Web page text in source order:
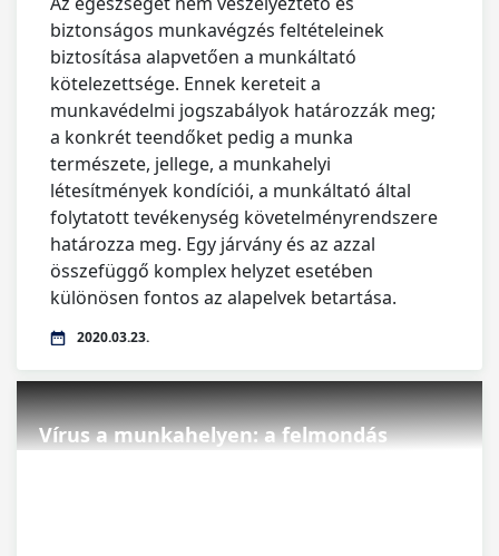
biztonságos munkavégzés feltételeinek
biztosítása alapvetően a munkáltató
kötelezettsége. Ennek kereteit a
munkavédelmi jogszabályok határozzák meg;
a konkrét teendőket pedig a munka
természete, jellege, a munkahelyi
létesítmények kondíciói, a munkáltató által
folytatott tevékenység követelményrendszere
határozza meg. Egy járvány és az azzal
összefüggő komplex helyzet esetében
különösen fontos az alapelvek betartása.
2020.03.23.
Vírus a munkahelyen: a felmondás